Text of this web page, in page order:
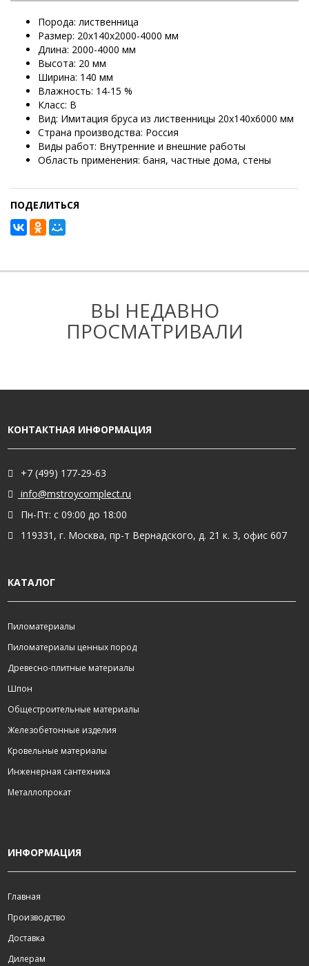
Порода: лиственница
Размер: 20х140х2000-4000 мм
Длина: 2000-4000 мм
Высота: 20 мм
Ширина: 140 мм
Влажность: 14-15 %
Класс: В
Вид: Имитация бруса из лиственницы 20х140х6000 мм
Страна производства: Россия
Виды работ: Внутренние и внешние работы
Область применения: баня, частные дома, стены
ПОДЕЛИТЬСЯ
ВЫ НЕДАВНО
ПРОСМАТРИВАЛИ
КОНТАКТНАЯ ИНФОРМАЦИЯ
+7 (499) 177-29-63
info@mstroycomplect.ru
Пн-Пт: с 09:00 до 18:00
119331, г. Москва, пр-т Вернадского, д. 21 к. 3, офис 607
КАТАЛОГ
Пиломатериалы
Пиломатериалы ценных пород
Древесно-плитные материалы
Шпон
Общестроительные материалы
Железобетонные изделия
Кровельные материалы
Инженерная сантехника
Металлопрокат
ИНФОРМАЦИЯ
Главная
Производство
Доставка
Дилерам